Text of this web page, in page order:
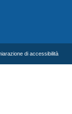
di accessibilità